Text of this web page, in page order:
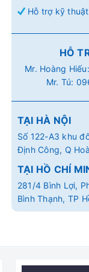
Hỗ trợ kỹ
HỖ
Mr. Hoàng
Mr. Tú:
TẠI HÀ NỘI
Số 122-A3 khu
Định Công, Q
TẠI HỒ CHÍ
281/4 Bình Lợi,
Bình Thạnh, TP